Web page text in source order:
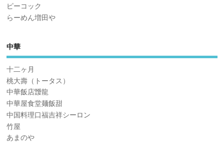
ピーコック
らーめん増田や
中華
十二ヶ月
桃大壽（トータス）
中華飯店靉龍
中華屋食堂麺飯甜
中国料理口福吉祥シーロン
竹屋
あまのや